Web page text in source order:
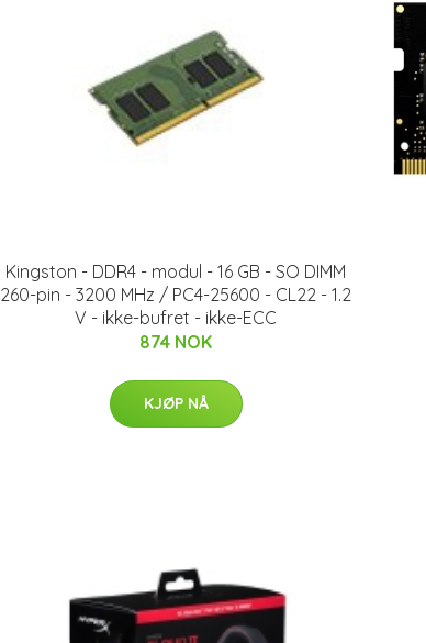
Kingston - DDR4 - modul - 16 GB - SO DIMM
260-pin - 3200 MHz / PC4-25600 - CL22 - 1.2
V - ikke-bufret - ikke-ECC
874 NOK
KJØP NÅ